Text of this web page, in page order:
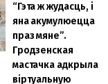
“Гэта ж жудасць, і
яна акумулюецца
праз мяне”.
Гродзенская
мастачка адкрыла
віртуальную